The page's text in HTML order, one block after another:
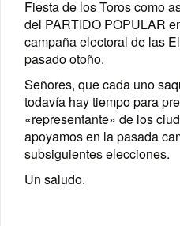
Fiesta de los Toros como
del PARTIDO POPULAR
campaña electoral de las
pasado otoño.
Señores, que cada uno
todavía hay tiempo para
«representante» de los
apoyamos en la pasada
subsiguientes elecciones.
Un saludo.